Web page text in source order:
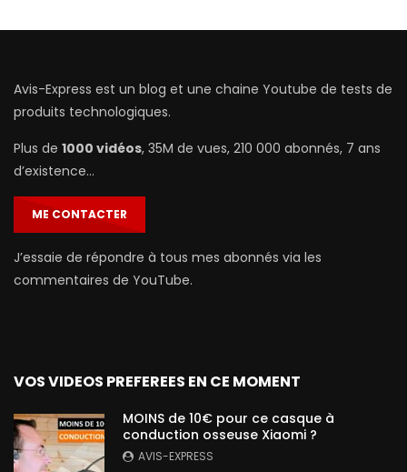
Avis-Express est un blog et une chaine Youtube de tests de
produits technologiques.
Plus de 1000 vidéos, 35M de vues, 210 000 abonnés, 7 ans
d’existence…
ME CONTACTER
J’essaie de répondre à tous mes abonnés via les
commentaires de YouTube.
VOS VIDEOS PREFEREES EN CE MOMENT
MOINS de 10€ pour ce casque à
conduction osseuse Xiaomi ?
AVIS-EXPRESS